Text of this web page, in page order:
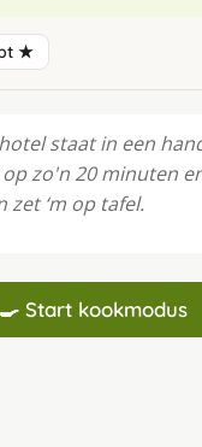
★
staat in een
zo'n 20 minuten
‘m op tafel.
Start kookmodus